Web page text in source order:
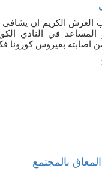
العرش الكريم ان يشافي
المساعد في النادي
من اصابته بفيروس كورونا
بالمجتمع